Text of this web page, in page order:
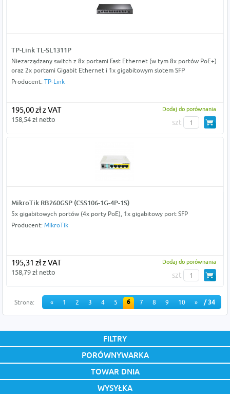
TP-Link TL-SL1311P
Niezarządzany switch z 8x portami Fast Ethernet (w tym 8x portów PoE+)
oraz 2x portami Gigabit Ethernet i 1x gigabitowym slotem SFP
Producent: TP-Link
195,00 zł z VAT
158,54 zł netto
Dodaj do porównania
szt
MikroTik RB260GSP (CSS106-1G-4P-1S)
5x gigabitowych portów (4x porty PoE), 1x gigabitowy port SFP
Producent: MikroTik
195,31 zł z VAT
158,79 zł netto
Dodaj do porównania
szt
Strona: « 1 2 3 4 5 6 7 8 9 10 » / 34
FILTRY
PORÓWNYWARKA
TOWAR DNIA
WYSYŁKA